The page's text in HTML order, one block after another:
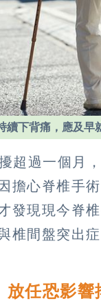
下背痛，應及早
超過一個月
擔心脊椎手
發現現今脊
椎間盤突出
任恐影響